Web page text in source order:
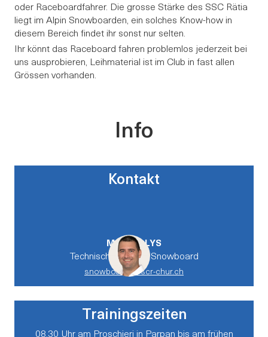
oder Raceboardfahrer. Die grosse Stärke des SSC Rätia
liegt im Alpin Snowboarden, ein solches Know-how in
diesem Bereich findet ihr sonst nur selten.
Ihr könnt das Raceboard fahren problemlos jederzeit bei
uns ausprobieren, Leihmaterial ist im Club in fast allen
Grössen vorhanden.
Info
Kontakt
MARCO LYS
Technische Leitung Snowboard
snowboard@sscr-chur.ch
Trainingszeiten
08.30 Uhr am Proschieri in Parpan bis am frühen